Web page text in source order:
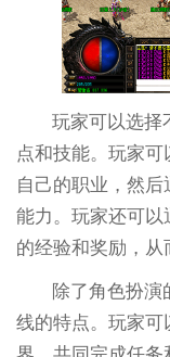
玩家可以选择
点和技能。玩家
自己的职业，然
能力。玩家还可以
的经验和奖励，从
除了角色扮
线的特点。玩家